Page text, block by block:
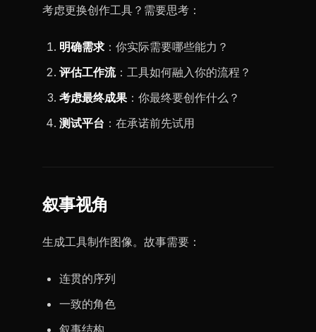
考虑更换创作工具？需要思考：
明确需求：你实际需要哪些能力？
评估工作流：工具如何融入你的流程？
考虑最终成果 ：你最终要创作什么？
测试平台 ：在承诺前先试用
叙事视角
生成工具制作图像。故事需要：
连贯的序列
一致的角色
叙事结构